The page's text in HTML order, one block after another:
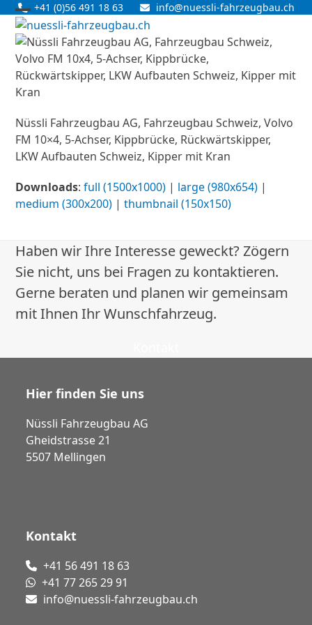
Skip
content
+41 (0)56 491 18 63 info@nuessli-fahrzeugbau.ch
Open
mobile
menu
Close
mobile
menu
Nüssli Fahrzeugbau AG, Fahrzeugbau Schweiz, Volvo
FM 10×4, 5-Achser, Kippbrücke, Rückwärtskipper,
LKW Aufbauten Schweiz, Kipper mit Kran
Downloads:full (1500x1000) | large (980x654) |
medium (300x200) |thumbnail (150x150)
Haben wir Ihre Interesse geweckt? Zögern
Sie nicht, uns bei Fragen zu kontaktieren.
Gerne beraten und planen wir gemeinsam
mit Ihnen Ihr Wunschfahrzeug.
Hier finden Sie uns
Nüssli Fahrzeugbau AG
Gheidstrasse 21
5507 Mellingen
Kontakt
+41 56 491 18 63
+41 77 265 29 91
info@nuessli-fahrzeugbau.ch